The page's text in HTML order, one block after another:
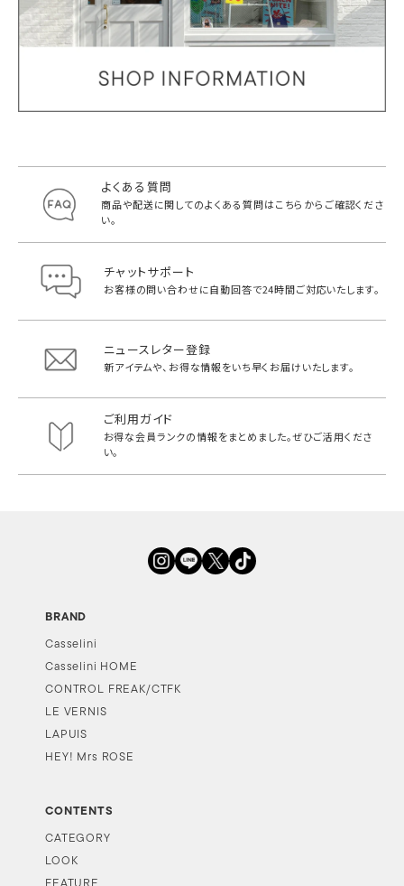
よくある質問
商品や配送に関してのよくある質問はこちらからご確認くださ
い。
チャットサポート
お客様の問い合わせに自動回答で24時間ご対応いたします。
ニュースレター登録
新アイテムや、お得な情報をいち早く お届けいたします。
ご利用ガイド
お得な会員ランクの情報をまとめました。ぜひご活用くださ
い。
BRAND
Casselini
Casselini HOME
CONTROL FREAK/CTFK
LE VERNIS
LAPUIS
HEY! Mrs ROSE
CONTENTS
CATEGORY
LOOK